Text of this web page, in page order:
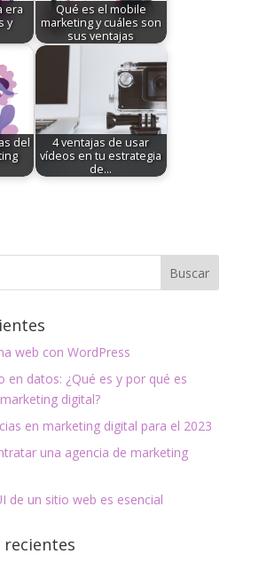
era
y
Qué es el mobile
marketing y cuáles son
sus ventajas
del
4 ventajas de usar
vídeos en tu estrategia
de…
web con WordPress
en datos: ¿Qué es y por qué es
digital?
en marketing digital para el 2023
una agencia de marketing
de un sitio web es esencial